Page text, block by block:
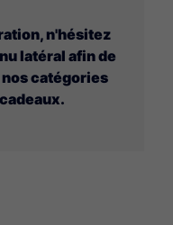
n'hésitez
latéral afin de
catégories